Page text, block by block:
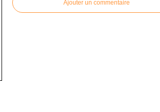
Ajouter un commentaire